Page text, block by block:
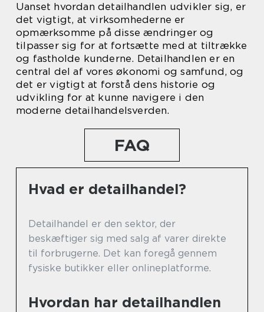
Uanset hvordan detailhandlen udvikler sig, er
det vigtigt, at virksomhederne er
opmærksomme på disse ændringer og
tilpasser sig for at fortsætte med at tiltrække
og fastholde kunderne. Detailhandlen er en
central del af vores økonomi og samfund, og
det er vigtigt at forstå dens historie og
udvikling for at kunne navigere i den
moderne detailhandelsverden.
FAQ
Hvad er detailhandel?
Detailhandel er den sektor, der
beskæftiger sig med salg af varer direkte
til forbrugerne. Det kan foregå gennem
fysiske butikker eller onlineplatforme.
Hvordan har detailhandlen